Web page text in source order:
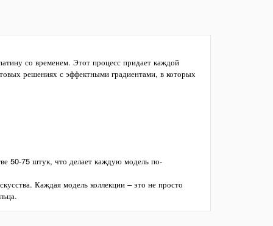
со временем. Этот процесс придает каждой
решениях с эффектными градиентами, в которых
50-75 штук, что делает каждую модель по-
Каждая модель коллекции – это не просто